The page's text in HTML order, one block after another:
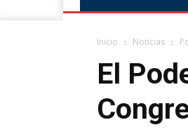
Inicio Noticias
El